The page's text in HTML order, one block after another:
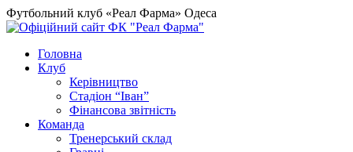
Футбольний клуб «Реал Фарма» Одеса
Головна
Клуб
Керівництво
Стадіон “Іван”
Фінансова звітність
Команда
Тренерський склад